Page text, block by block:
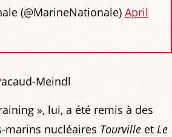
(@MarineNationale) April
Meindl
», lui, a été remis à des
marins nucléaires Tourville et Le